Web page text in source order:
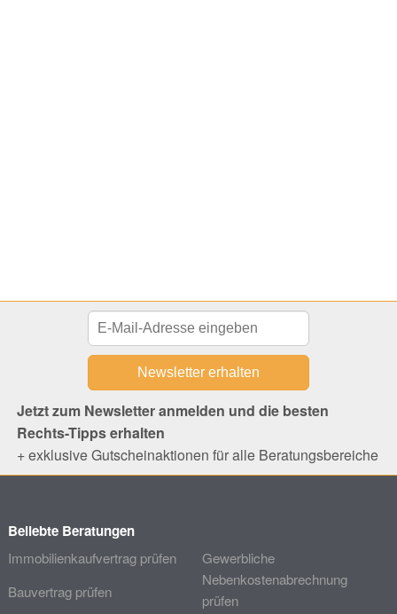
Jetzt zum Newsletter anmelden und die besten
Rechts-Tipps erhalten
+ exklusive Gutscheinaktionen für alle Beratungsbereiche
Beliebte Beratungen
Immobilienkaufvertrag prüfen
Bauvertrag prüfen
Gewerbliche
Nebenkostenabrechnung
prüfen